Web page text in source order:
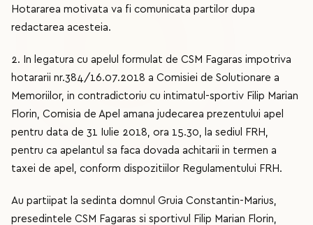
Hotararea motivata va fi comunicata partilor dupa
redactarea acesteia.
2. In legatura cu apelul formulat de CSM Fagaras impotriva
hotararii nr.384/16.07.2018 a Comisiei de Solutionare a
Memoriilor, in contradictoriu cu intimatul-sportiv Filip Marian
Florin, Comisia de Apel amana judecarea prezentului apel
pentru data de 31 Iulie 2018, ora 15.30, la sediul FRH,
pentru ca apelantul sa faca dovada achitarii in termen a
taxei de apel, conform dispozitiilor Regulamentului FRH.
Au partiipat la sedinta domnul Gruia Constantin-Marius,
presedintele CSM Fagaras si sportivul Filip Marian Florin,